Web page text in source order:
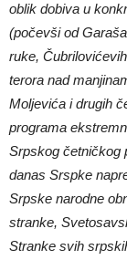
oblik dobiva u
(počevši od
ruke, Čubrilović
terora nad
Moljevića i drugih č
programa
Srpskog četničkog
danas Srspke
Srpske narodne
stranke,
Stranke svih